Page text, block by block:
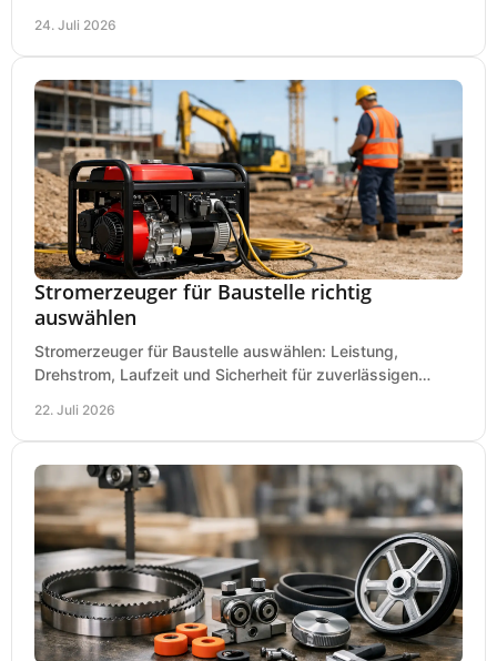
24. Juli 2026
Stromerzeuger für Baustelle richtig
auswählen
Stromerzeuger für Baustelle auswählen: Leistung,
Drehstrom, Laufzeit und Sicherheit für zuverlässigen
22. Juli 2026